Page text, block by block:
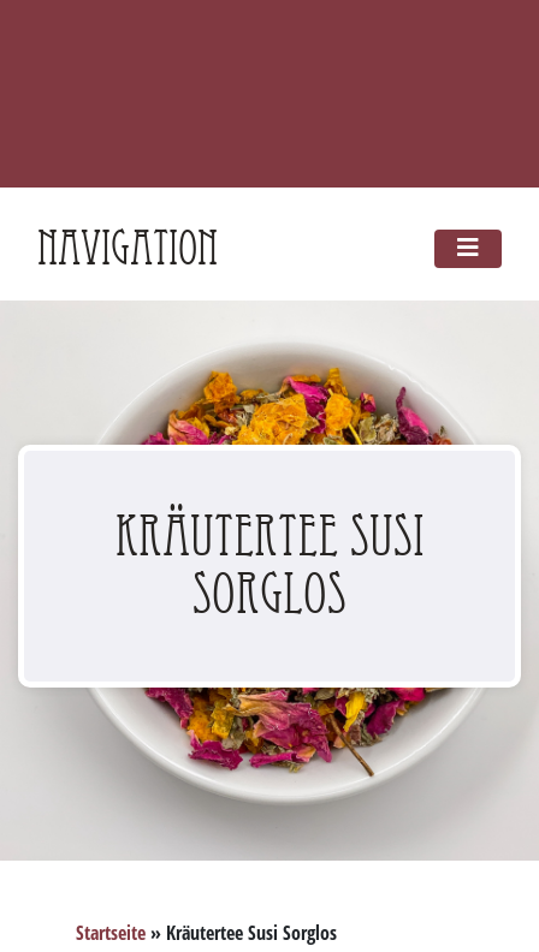
Navigation
Kräutertee Susi
Sorglos
Startseite » Kräutertee Susi Sorglos